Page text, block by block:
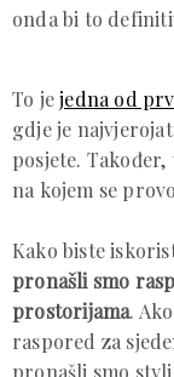
onda bi to
To jejedna od
gdje je
posjete.
na kojem se
Kako biste
pronašli smo
prostorijama.
raspored za
pronašli smo